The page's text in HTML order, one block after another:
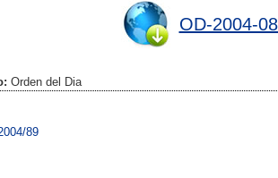
OD-2004-
Orden del Dia
89